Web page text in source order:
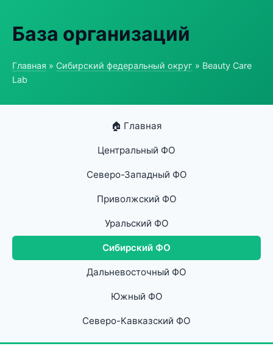
База организаций
Главная » Сибирский федеральный округ » Beauty Care
Lab
🏠 Главная
Центральный ФО
Северо-Западный ФО
Приволжский ФО
Уральский ФО
Сибирский ФО
Дальневосточный ФО
Южный ФО
Северо-Кавказский ФО